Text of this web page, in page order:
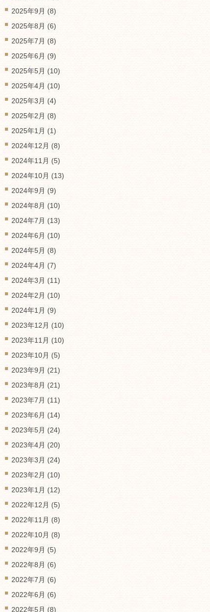
2025年9月 (8)
2025年8月 (6)
2025年7月 (8)
2025年6月 (9)
2025年5月 (10)
2025年4月 (10)
2025年3月 (4)
2025年2月 (8)
2025年1月 (1)
2024年12月 (8)
2024年11月 (5)
2024年10月 (13)
2024年9月 (9)
2024年8月 (10)
2024年7月 (13)
2024年6月 (10)
2024年5月 (8)
2024年4月 (7)
2024年3月 (11)
2024年2月 (10)
2024年1月 (9)
2023年12月 (10)
2023年11月 (10)
2023年10月 (5)
2023年9月 (21)
2023年8月 (21)
2023年7月 (11)
2023年6月 (14)
2023年5月 (24)
2023年4月 (20)
2023年3月 (24)
2023年2月 (10)
2023年1月 (12)
2022年12月 (5)
2022年11月 (8)
2022年10月 (8)
2022年9月 (5)
2022年8月 (6)
2022年7月 (6)
2022年6月 (6)
2022年5月 (8)